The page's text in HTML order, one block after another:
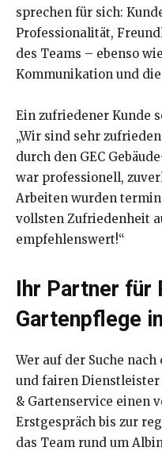
sprechen für sich:
Professionalität,
des Teams – ebenso
Kommunikation und
Ein zufriedener Kunde
„Wir sind sehr
durch den GEC
war professionell,
Arbeiten wurden
vollsten Zufriedenheit
empfehlenswert!“
Ihr Partner für
Gartenpflege
Wer auf der Suche
und fairen Dienstleister
& Gartenservice einen
Erstgespräch bis zur
das Team rund um